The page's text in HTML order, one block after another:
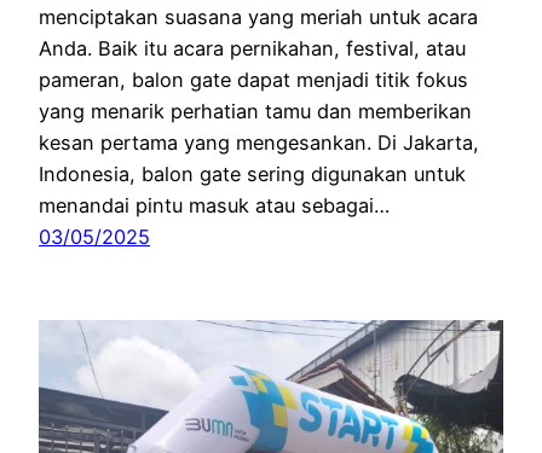
menciptakan suasana yang meriah untuk acara
Anda. Baik itu acara pernikahan, festival, atau
pameran, balon gate dapat menjadi titik fokus
yang menarik perhatian tamu dan memberikan
kesan pertama yang mengesankan. Di Jakarta,
Indonesia, balon gate sering digunakan untuk
menandai pintu masuk atau sebagai…
03/05/2025